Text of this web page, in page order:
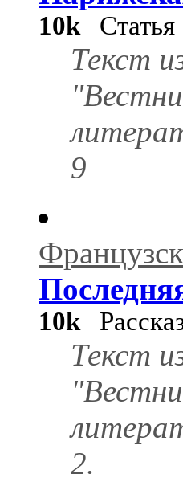
10kСтатья
Текст
9
10k
Текст
2.